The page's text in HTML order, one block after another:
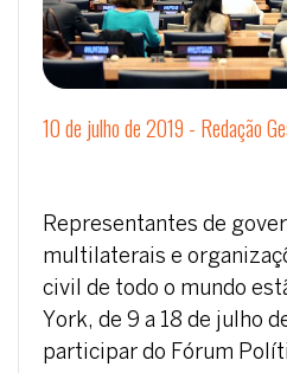
10 de julho de 2019 - Redação
Representantes de
multilaterais e
civil de todo o mundo
York, de 9 a 18 de julho
participar do Fórum